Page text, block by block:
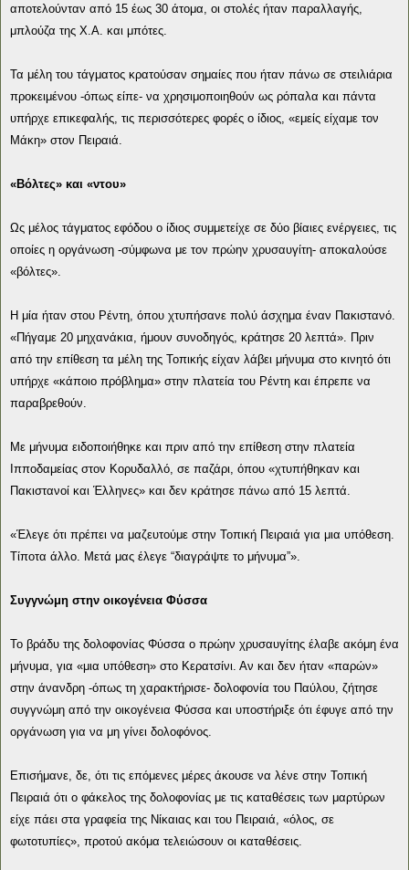
αποτελούνταν από 15 έως 30 άτομα, οι στολές ήταν παραλλαγής,
μπλούζα της Χ.Α. και μπότες.
Τα μέλη του τάγματος κρατούσαν σημαίες που ήταν πάνω σε στειλιάρια
προκειμένου -όπως είπε- να χρησιμοποιηθούν ως ρόπαλα και πάντα
υπήρχε επικεφαλής, τις περισσότερες φορές ο ίδιος, «εμείς είχαμε τον
Μάκη» στον Πειραιά.
«Βόλτες» και «ντου»
Ως μέλος τάγματος εφόδου ο ίδιος συμμετείχε σε δύο βίαιες ενέργειες, τις
οποίες η οργάνωση -σύμφωνα με τον πρώην χρυσαυγίτη- αποκαλούσε
«βόλτες».
Η μία ήταν στου Ρέντη, όπου χτυπήσανε πολύ άσχημα έναν Πακιστανό.
«Πήγαμε 20 μηχανάκια, ήμουν συνοδηγός, κράτησε 20 λεπτά». Πριν
από την επίθεση τα μέλη της Τοπικής είχαν λάβει μήνυμα στο κινητό ότι
υπήρχε «κάποιο πρόβλημα» στην πλατεία του Ρέντη και έπρεπε να
παραβρεθούν.
Με μήνυμα ειδοποιήθηκε και πριν από την επίθεση στην πλατεία
Ιπποδαμείας στον Κορυδαλλό, σε παζάρι, όπου «χτυπήθηκαν και
Πακιστανοί και Έλληνες» και δεν κράτησε πάνω από 15 λεπτά.
«Έλεγε ότι πρέπει να μαζευτούμε στην Τοπική Πειραιά για μια υπόθεση.
Τίποτα άλλο. Μετά μας έλεγε “διαγράψτε το μήνυμα”».
Συγγνώμη στην οικογένεια Φύσσα
Το βράδυ της δολοφονίας Φύσσα ο πρώην χρυσαυγίτης έλαβε ακόμη ένα
μήνυμα, για «μια υπόθεση» στο Κερατσίνι. Αν και δεν ήταν «παρών»
στην άνανδρη -όπως τη χαρακτήρισε- δολοφονία του Παύλου, ζήτησε
συγγνώμη από την οικογένεια Φύσσα και υποστήριξε ότι έφυγε από την
οργάνωση για να μη γίνει δολοφόνος.
Επισήμανε, δε, ότι τις επόμενες μέρες άκουσε να λένε στην Τοπική
Πειραιά ότι ο φάκελος της δολοφονίας με τις καταθέσεις των μαρτύρων
είχε πάει στα γραφεία της Νίκαιας και του Πειραιά, «όλος, σε
φωτοτυπίες», προτού ακόμα τελειώσουν οι καταθέσεις.